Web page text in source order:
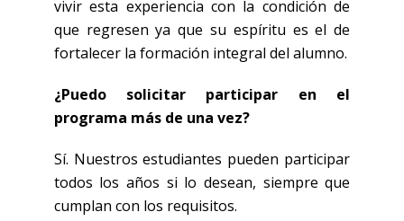
vivir esta experiencia con la condición de
que regresen ya que su espíritu es el de
fortalecer la formación integral del alumno.
¿Puedo solicitar participar en el
programa más de una vez?
Sí. Nuestros estudiantes pueden participar
todos los años si lo desean, siempre que
cumplan con los requisitos.